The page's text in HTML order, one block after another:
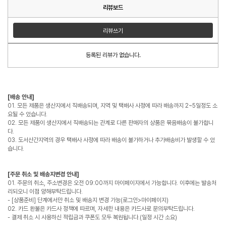
리뷰보드
리뷰쓰기
등록된 리뷰가 없습니다.
[배송 안내]
01. 모든 제품은 생산지에서 직배송되며, 지역 및 택배사 사정에 따라 배송까지 2~5일정도 소
요될 수 있습니다.
02. 모든 제품이 생산지에서 직배송되는 관계로 다른 판매자의 상품은 묶음배송이 불가합니
다.
03. 도서산간지역의 경우 택배사 사정에 따라 배송이 불가하거나 추가배송비가 발생할 수 있
습니다.
[주문 취소 및 배송지변경 안내]
01. 주문의 취소, 주소변경은 오전 09:00까지 마이페이지에서 가능합니다. 이후에는 발송처
리되오니 이점 양해부탁드립니다.
- [상품준비] 단계에서만 취소 및 배송지 변경 가능(로그인>마이페이지)
02. 카드 환불은 카드사 정책에 따르며, 자세한 내용은 카드사로 문의부탁드립니다.
- 결제 취소 시 사용하신 적립금과 쿠폰도 모두 복원됩니다.(일정 시간 소요)